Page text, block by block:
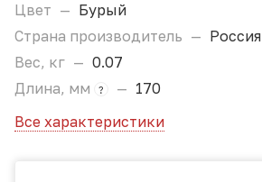
Цвет — Бурый
Страна производитель — Россия
Вес, кг — 0.07
Длина, мм
? — 170
Все характеристики